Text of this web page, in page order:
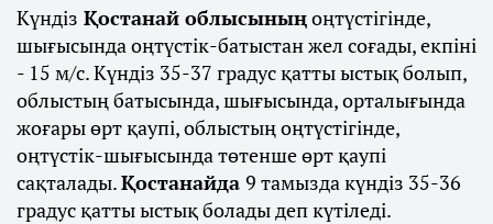
Күндіз Қостанай облысыныңоңтүстігінде,
шығысында оңтүстік-батыстан жел соғады, екпіні
- 15 м/с. Күндіз 35-37 градус қатты ыстық болып,
облыстың батысында, шығысында, орталығында
жоғары өрт қаупі, облыстың оңтүстігінде,
оңтүстік-шығысында төтенше өрт қаупі
сақталады.Қостанайда 9 тамызда күндіз 35-36
градус қатты ыстық болады деп күтіледі.